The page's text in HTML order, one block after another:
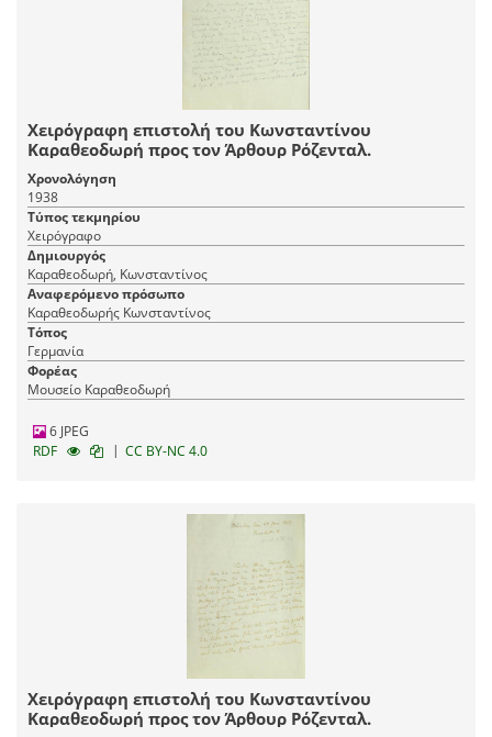
Χειρόγραφη επιστολή του Κωνσταντίνου
Καραθεοδωρή προς τον Άρθουρ Ρόζενταλ.
Χρονολόγηση
1938
Τύπος τεκμηρίου
Χειρόγραφο
Δημιουργός
Καραθεοδωρή, Κωνσταντίνος
Αναφερόμενο πρόσωπο
Καραθεοδωρής Κωνσταντίνος
Τόπος
Γερμανία
Φορέας
Μουσείο Καραθεοδωρή
6 JPEG
RDF
| CC BY-NC 4.0
Χειρόγραφη επιστολή του Κωνσταντίνου
Καραθεοδωρή προς τον Άρθουρ Ρόζενταλ.